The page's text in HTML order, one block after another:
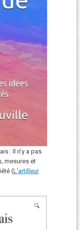
: Il n’y a pas
mesures et
(L'artilleur